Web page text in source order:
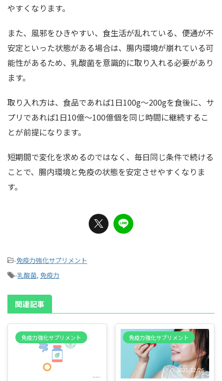
やすくなります。
また、風邪をひきやすい、食生活が乱れている、便通が不
安定といった状態がある場合は、腸内環境が崩れている可
能性があるため、乳酸菌を意識的に取り入れる必要があり
ます。
取り入れ方は、食品であれば1日100g〜200gを食後に、サ
プリであれば1日10億〜100億個を同じ時間に継続するこ
とが前提になります。
短期間で変化を求めるのではなく、毎日同じ条件で続ける
ことで、腸内環境と免疫の状態を安定させやすくなりま
す。
-免疫力強化サプリメント
-乳酸菌, 免疫力
関連記事
免疫力強化サプリメント 免疫力強化サプリメント
2025/12/26